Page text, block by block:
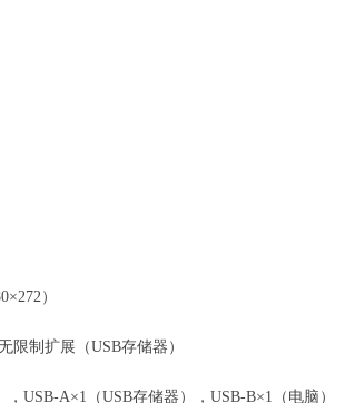
）
限制扩展（USB存储器）
，USB-A×1（USB存储器），USB-B×1（电脑）